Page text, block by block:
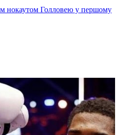
нокаутом Голловею у першому